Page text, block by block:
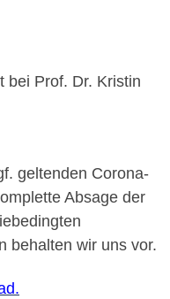
bei Prof. Dr. Kristin
geltenden Corona-
Absage der
behalten wir uns vor.